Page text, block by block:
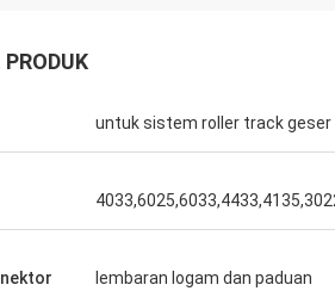
membeli Tote Cart dan
untuk sistem roller track geser
lembaran logam dan paduan